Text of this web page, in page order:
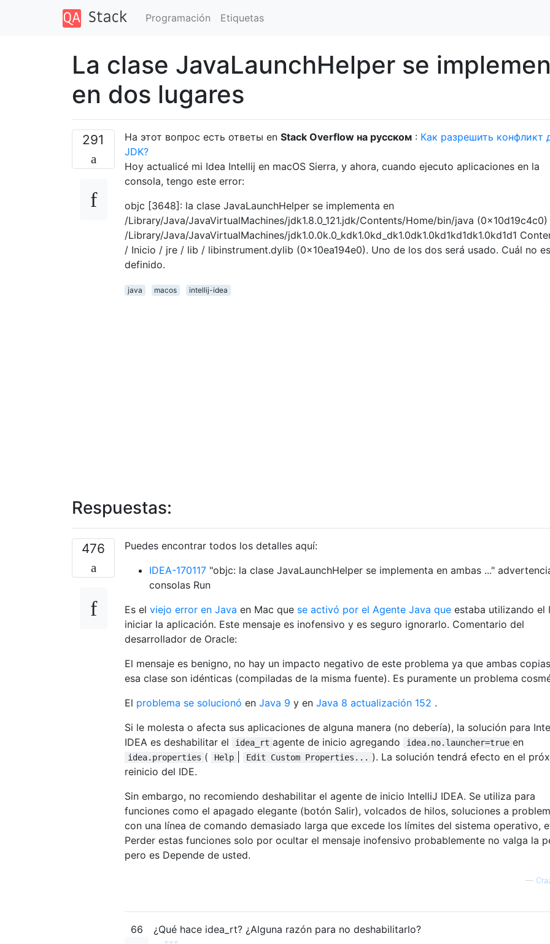
Programación Etiquetas
La clase JavaLaunchHelper se
en dos lugares
291 На этот вопрос есть ответы en Stack Overflow на русском : Как разрешить конфликт
JDK?
Hoy actualicé mi Idea Intellij en macOS Sierra, y ahora, cuando ejecuto aplicaciones en la
consola, tengo este error:
objc [3648]: la clase JavaLaunchHelper se implementa en
/Library/Java/JavaVirtualMachines/jdk1.8.0_121.jdk/Contents/Home/bin/java
/Library/Java/JavaVirtualMachines/jdk1.0.0k.0_kdk1.0kd_dk1.0dk1.0kd1kd1dk1.0kd1d1
/ Inicio / jre / lib / libinstrument.dylib (0x10ea194e0). Uno de los dos será usado. Cuál no
definido.
java macos intellij-idea
Respuestas:
476
Puedes encontrar todos los detalles aquí:
IDEA-170117 "objc: la clase JavaLaunchHelper se implementa en ambas ..."
consolas Run
Es el viejo error en Java en Mac que se activó por el Agente Java que estaba utilizando el
iniciar la aplicación. Este mensaje es inofensivo y es seguro ignorarlo. Comentario del
desarrollador de Oracle:
El mensaje es benigno, no hay un impacto negativo de este problema ya que ambas
esa clase son idénticas (compiladas de la misma fuente). Es puramente un problema
El problema se solucionó en Java 9 y en Java 8 actualización 152 .
Si le molesta o afecta sus aplicaciones de alguna manera (no debería), la solución para
IDEA es deshabilitar el
idea_rt agente de inicio agregando idea.no.launcher=true en
idea.properties ( Help Edit Custom Properties... ). La solución tendrá efecto en el
reinicio del IDE.
Sin embargo, no recomiendo deshabilitar el agente de inicio IntelliJ IDEA. Se utiliza para
funciones como el apagado elegante (botón Salir), volcados de hilos, soluciones a
con una línea de comando demasiado larga que excede los límites del sistema operativo,
Perder estas funciones solo por ocultar el mensaje inofensivo probablemente no valga la
pero es Depende de usted.
—
66 ¿Qué hace idea_rt? ¿Alguna razón para no deshabilitarlo?